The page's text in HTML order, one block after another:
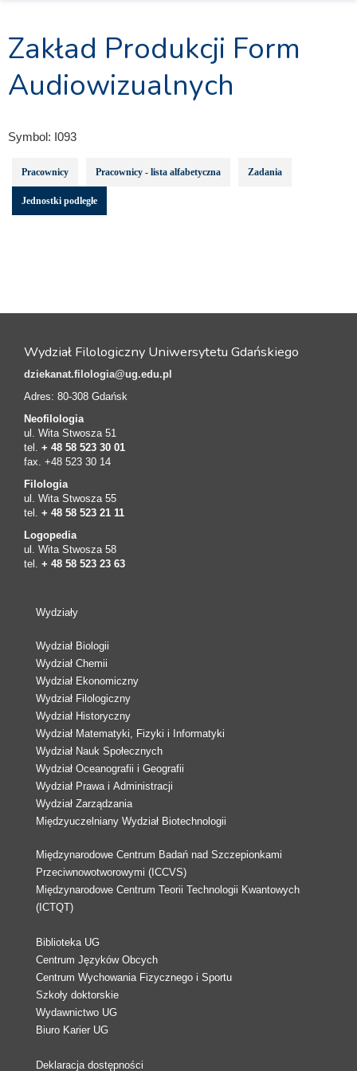
Zakład Produkcji Form
Audiowizualnych
Symbol: I093
Pracownicy Pracownicy - lista alfabetyczna Zadania
Jednostki podległe
Wydział Filologiczny Uniwersytetu Gdańskiego
dziekanat.filologia@ug.edu.pl
Adres: 80-308 Gdańsk
Neofilologia
ul. Wita Stwosza 51
tel. + 48 58 523 30 01
fax. +48 523 30 14
Filologia
ul. Wita Stwosza 55
tel. + 48 58 523 21 11
Logopedia
ul. Wita Stwosza 58
tel. + 48 58 523 23 63
Wydziały
Wydział Biologii
Wydział Chemii
Wydział Ekonomiczny
Wydział Filologiczny
Wydział Historyczny
Wydział Matematyki, Fizyki i Informatyki
Wydział Nauk Społecznych
Wydział Oceanografii i Geografii
Wydział Prawa i Administracji
Wydział Zarządzania
Międzyuczelniany Wydział Biotechnologii
Międzynarodowe Centrum Badań nad Szczepionkami
Przeciwnowotworowymi (ICCVS)
Międzynarodowe Centrum Teorii Technologii Kwantowych
(ICTQT)
Biblioteka UG
Centrum Języków Obcych
Centrum Wychowania Fizycznego i Sportu
Szkoły doktorskie
Wydawnictwo UG
Biuro Karier UG
Deklaracja dostępności